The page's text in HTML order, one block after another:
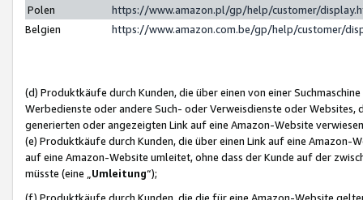
Polen
https://www.amazon.pl/gp/help/customer/
Belgien
https://www.amazon.com.be/gp/help/customer/
(d) Produktkäufe durch Kunden, die über einen von einer
Werbedienste oder andere Such- oder Verweisdienste oder Websites,
generierten oder angezeigten Link auf eine Amazon-Website
(e) Produktkäufe durch Kunden, die über einen Link auf eine
auf eine Amazon-Website umleitet, ohne dass der Kunde auf der
müsste (eine „ Umleitung“);
(f) Produktkäufe durch Kunden, die die für eine Amazon-Website